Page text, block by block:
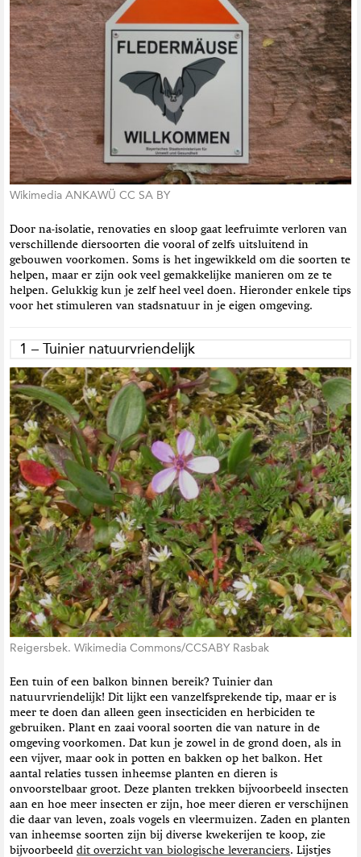
Wikimedia ANKAWÜ CC SA BY
Door na-isolatie, renovaties en sloop gaat leefruimte verloren van
verschillende diersoorten die vooral of zelfs uitsluitend in
gebouwen voorkomen. Soms is het ingewikkeld om die soorten te
helpen, maar er zijn ook veel gemakkelijke manieren om ze te
helpen. Gelukkig kun je zelf heel veel doen. Hieronder enkele tips
voor het stimuleren van stadsnatuur in je eigen omgeving.
1 – Tuinier natuurvriendelijk
Reigersbek. Wikimedia Commons/CCSABY Rasbak
Een tuin of een balkon binnen bereik? Tuinier dan
natuurvriendelijk! Dit lijkt een vanzelfsprekende tip, maar er is
meer te doen dan alleen geen insecticiden en herbiciden te
gebruiken. Plant en zaai vooral soorten die van nature in de
omgeving voorkomen. Dat kun je zowel in de grond doen, als in
een vijver, maar ook in potten en bakken op het balkon. Het
aantal relaties tussen inheemse planten en dieren is
onvoorstelbaar groot. Deze planten trekken bijvoorbeeld insecten
aan en hoe meer insecten er zijn, hoe meer dieren er verschijnen
die daar van leven, zoals vogels en vleermuizen. Zaden en planten
van inheemse soorten zijn bij diverse kwekerijen te koop, zie
bijvoorbeeld dit overzicht van biologische leveranciers. Lijstjes